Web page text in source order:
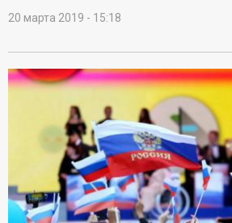
н
н
ы
о
20 марта 2019 - 15:18